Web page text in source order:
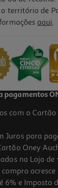
território de
aqui.
pagamentos
com o
Juros para
Oney
na Loja
acresce
6% e Imposto